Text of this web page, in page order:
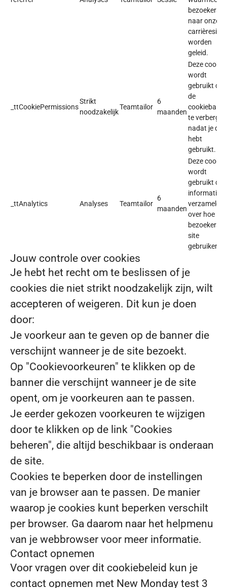
bezoekers
naar onze
carrièresite
worden
geleid.
_ttCookiePermissions
Strikt
noodzakelijk
Teamtailor
6
maanden
Deze cookie
wordt
gebruikt om
de
te verbergen
nadat je
hebt
gebruikt.
_ttAnalytics Analyses Teamtailor
6
maanden
Deze cookie
wordt
gebruikt om
informatie
verzamelen
over hoe
bezoekers
site
gebruiken.
Jouw controle over cookies
Je hebt het recht om te beslissen of je
cookies die niet strikt noodzakelijk zijn, wilt
accepteren of weigeren. Dit kun je doen
door:
Je voorkeur aan te geven op de banner die
verschijnt wanneer je de site bezoekt.
Op "Cookievoorkeuren" te klikken op de
banner die verschijnt wanneer je de site
opent, om je voorkeuren aan te passen.
Je eerder gekozen voorkeuren te wijzigen
door te klikken op de link "Cookies
beheren", die altijd beschikbaar is onderaan
de site.
Cookies te beperken door de instellingen
van je browser aan te passen. De manier
waarop je cookies kunt beperken verschilt
per browser. Ga daarom naar het helpmenu
van je webbrowser voor meer informatie.
Contact opnemen
Voor vragen over dit cookiebeleid kun je
contact opnemen met New Monday test 3